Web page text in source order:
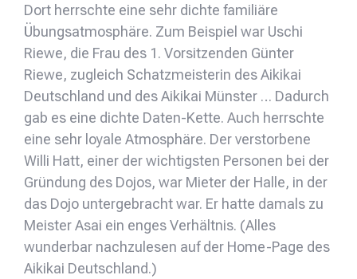
Dort herrschte eine sehr dichte familiäre
Übungsatmosphäre. Zum Beispiel war Uschi
Riewe, die Frau des 1. Vorsitzenden Günter
Riewe, zugleich Schatzmeisterin des Aikikai
Deutschland und des Aikikai Münster … Dadurch
gab es eine dichte Daten-Kette. Auch herrschte
eine sehr loyale Atmosphäre. Der verstorbene
Willi Hatt, einer der wichtigsten Personen bei der
Gründung des Dojos, war Mieter der Halle, in der
das Dojo untergebracht war. Er hatte damals zu
Meister Asai ein enges Verhältnis. (Alles
wunderbar nachzulesen auf der Home-Page des
Aikikai Deutschland.)